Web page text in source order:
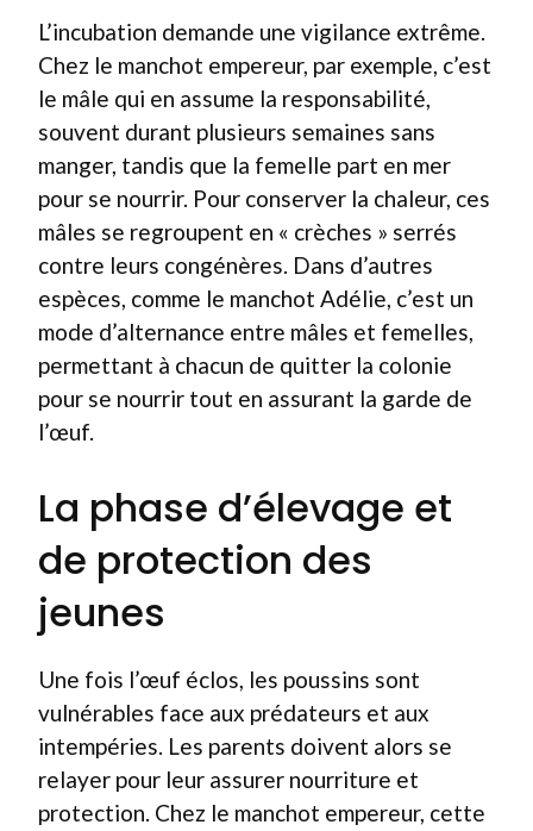
L’incubation demande une vigilance extrême.
Chez le manchot empereur, par exemple, c’est
le mâle qui en assume la responsabilité,
souvent durant plusieurs semaines sans
manger, tandis que la femelle part en mer
pour se nourrir. Pour conserver la chaleur, ces
mâles se regroupent en « crèches » serrés
contre leurs congénères. Dans d’autres
espèces, comme le manchot Adélie, c’est un
mode d’alternance entre mâles et femelles,
permettant à chacun de quitter la colonie
pour se nourrir tout en assurant la garde de
l’œuf.
La phase d’élevage et
de protection des
jeunes
Une fois l’œuf éclos, les poussins sont
vulnérables face aux prédateurs et aux
intempéries. Les parents doivent alors se
relayer pour leur assurer nourriture et
protection. Chez le manchot empereur, cette